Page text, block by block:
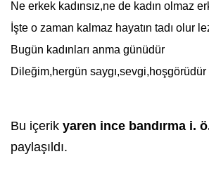
Ne erkek kadınsız,ne de kadın olmaz
İşte o zaman kalmaz hayatın tadı olur
Bugün kadın ları anma günüdür
Dileğim,hergün saygı,sevgi,hoşgörüdür
Bu içerik yaren ince bandırma i.
paylaşıldı.